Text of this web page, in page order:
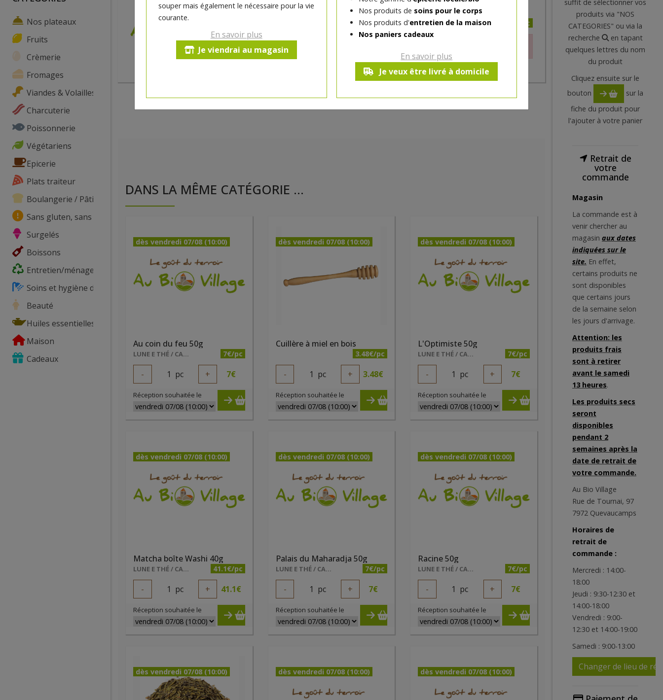
Nos plateaux
Fruits
Crèmerie
Fromages
Viandes & Volailles
Charcuterie
Poissonnerie
Végétariens
Epicerie
Plats traiteur
Boulangerie / Pâtisserie
Sans gluten, sans lactose, ...
Surgelés
Boissons
Entretien/ménage
Soins et hygiène du corps
Beauté
Huiles essentielles
Maison
Cadeaux
souper mais également le nécessaire pour la vie
courante.
En savoir plus
Je viendrai au magasin
Nos produits de soins pour le corps
Nos produits d'entretien de la maison
Nos paniers cadeaux
En savoir plus
Je veux être livré à domicile
et souci)
4.8€/pc
DANS LA MÊME CATÉGORIE ...
dès vendredi 07/08 (10:00)
Au coin du feu 50g
LUNE E THÉ / CALON LUCIE 7€/pc
- 1 pc + 7€
Réception souhaitée le
dès vendredi 07/08 (10:00)
Cuillère à miel en bois
3.48€/pc
- 1 pc + 3.48€
Réception souhaitée le
dès vendredi 07/08 (10:00)
L'Optimiste 50g
LUNE E THÉ / CALON LUCIE 7€/pc
- 1 pc + 7€
Réception souhaitée le
dès vendredi 07/08 (10:00)
Matcha boîte Washi 40g
LUNE E THÉ / CALON LUCIE 41.1€/pc
- 1 pc + 41.1€
Réception souhaitée le
dès vendredi 07/08 (10:00)
Palais du Maharadja 50g
LUNE E THÉ / CALON LUCIE 7€/pc
- 1 pc + 7€
Réception souhaitée le
dès vendredi 07/08 (10:00)
Racine 50g
LUNE E THÉ / CALON LUCIE 7€/pc
- 1 pc + 7€
Réception souhaitée le
dès vendredi 07/08 (10:00) dès vendredi 07/08 (10:00) dès vendredi 07/08 (10:00)
suffit de sélectionner vos
produits via "NOS
CATEGORIES" ou via la
recherche
en tapant
quelques lettres du nom
du produit
Cliquez ensuite sur le
bouton
sur la
fiche du produit pour
l'ajouter à votre panier
Retrait de
votre
commande
Magasin
La commande est à
venir chercher au
magasin aux dates
indiquées sur le
site. En effet,
certains produits ne
sont disponibles
que certains jours
de la semaine selon
les jours d'arrivage.
Attention: les
produits frais
sont à retirer
avant le samedi
13 heures.
Les produits secs
seront
disponibles
pendant 2
semaines après la
date de retrait de
votre commande.
Au Bio Village
Rue de Tournai, 97
7972 Quevaucamps
Horaires de
retrait de
commande :
Mercredi : 14:00-
18:00
Jeudi : 9:30-12:30 et
14:00-18:00
Vendredi : 9:00-
12:30 et 14:00-19:00
Samedi : 9:00-13:00
Changer de lieu de